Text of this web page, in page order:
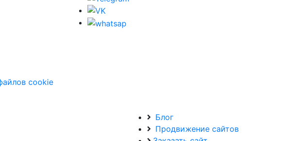
cookie
Блог
Продвижение сайтов